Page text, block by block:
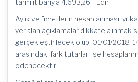
tarihi itibarıyla 4.693,26 TL’dir.
Aylık ve ücretlerin hesaplanması,
yer alan açıklamalar dikkate alınmak
gerçekleştirilecek olup, 01/01/2018-
arasındaki fark tutarları ise
ödenecektir.